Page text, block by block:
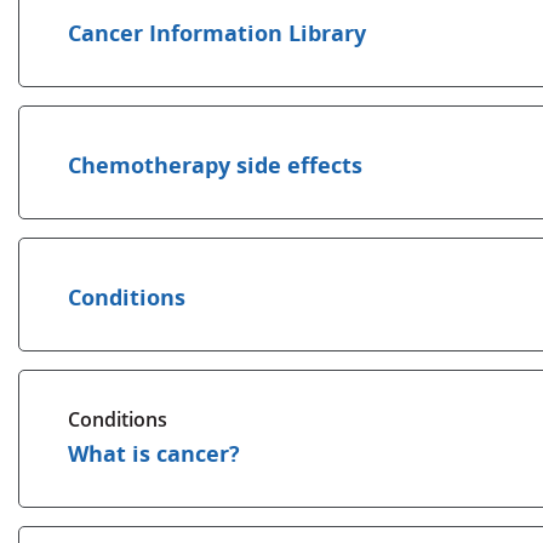
Cancer Information Library
Chemotherapy side effects
Conditions
Conditions
What is cancer?